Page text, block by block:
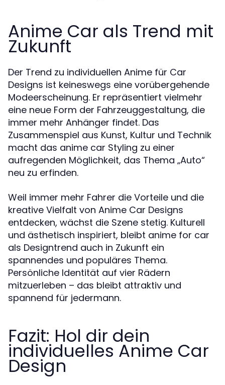
Anime Car als Trend mit
Zukunft
Der Trend zu individuellen Anime für Car
Designs ist keineswegs eine vorübergehende
Modeerscheinung. Er repräsentiert vielmehr
eine neue Form der Fahrzeuggestaltung, die
immer mehr Anhänger findet. Das
Zusammenspiel aus Kunst, Kultur und Technik
macht das anime car Styling zu einer
aufregenden Möglichkeit, das Thema „Auto“
neu zu erfinden.
Weil immer mehr Fahrer die Vorteile und die
kreative Vielfalt von Anime Car Designs
entdecken, wächst die Szene stetig. Kulturell
und ästhetisch inspiriert, bleibt anime for car
als Designtrend auch in Zukunft ein
spannendes und populäres Thema.
Persönliche Identität auf vier Rädern
mitzuerleben – das bleibt attraktiv und
spannend für jedermann.
Fazit: Hol dir dein
individuelles Anime Car
Design